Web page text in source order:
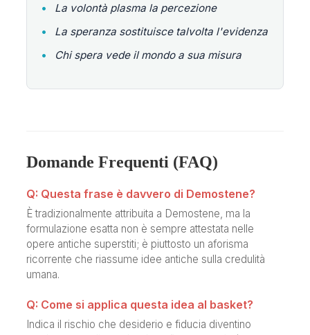
•
La volontà plasma la percezione
•
La speranza sostituisce talvolta l'evidenza
•
Chi spera vede il mondo a sua misura
Domande Frequenti (FAQ)
Q: Questa frase è davvero di Demostene?
È tradizionalmente attribuita a Demostene, ma la
formulazione esatta non è sempre attestata nelle
opere antiche superstiti; è piuttosto un aforisma
ricorrente che riassume idee antiche sulla credulità
umana.
Q: Come si applica questa idea al basket?
Indica il rischio che desiderio e fiducia diventino